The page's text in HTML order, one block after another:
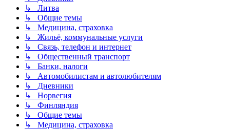
↳ Литва
↳ Общие темы
↳ Медицина, страховка
↳ Жильё, коммунальные услуги
↳ Связь, телефон и интернет
↳ Общественный транспорт
↳ Банки, налоги
↳ Автомобилистам и автолюбителям
↳ Дневники
↳ Норвегия
↳ Финляндия
↳ Общие темы
↳ Медицина, страховка